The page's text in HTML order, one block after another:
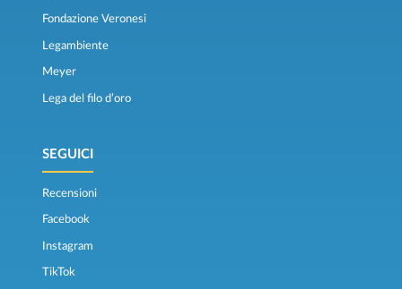
Fondazione Veronesi
Legambiente
Meyer
Lega del filo d’oro
SEGUICI
Recensioni
Facebook
Instagram
TikTok